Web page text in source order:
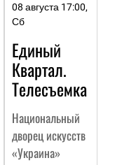
08 августа 17:00,
Сб
Единый
Квартал.
Телесъемка
Национальный
дворец искусств
«Украина»